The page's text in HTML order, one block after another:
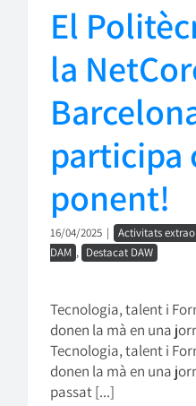
El
la
participa
ponent!
16/04/2025 | Activitats
DAM , Destacat DAW
Tecnologia, talent i
donen la mà en una
Tecnologia, talent i
donen la mà en una
passat [...]